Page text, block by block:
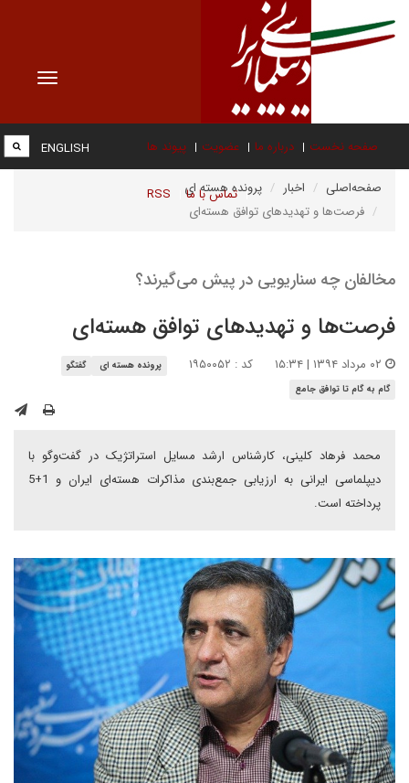
Toggle
صفحه نخست درباره ما عضویت پیوند ها
تماس با ما RSS
ENGLISH
صفحه‌اصلی اخبار
پرونده هسته ای
فرصت‌ها و تهدیدهای توافق هسته‌ای
مخالفان چه سناریویی در پیش می‌گیرند؟
فرصت‌ها و تهدیدهای توافق هسته‌ای
کد : ۱۹۵۰۰۵۲ پرونده هسته ای
گفتگو
گام به گام تا توافق جامع
محمد فرهاد کلینی، کارشناس ارشد مسایل استراتژیک در گفت‌وگو با
دیپلماسی ایرانی به ارزیابی جمع‌بندی مذاکرات هسته‌ای ایران و 1+5
پرداخته است.